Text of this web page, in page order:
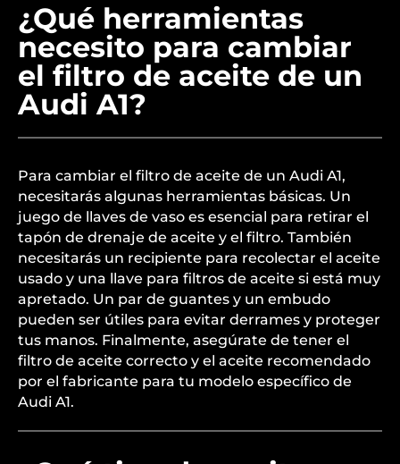
¿Qué herramientas
necesito para cambiar
el filtro de aceite de un
Audi A1?
Para cambiar el filtro de aceite de un Audi A1,
necesitarás algunas herramientas básicas. Un
juego de llaves de vaso es esencial para retirar el
tapón de drenaje de aceite y el filtro. También
necesitarás un recipiente para recolectar el aceite
usado y una llave para filtros de aceite si está muy
apretado. Un par de guantes y un embudo
pueden ser útiles para evitar derrames y proteger
tus manos. Finalmente, asegúrate de tener el
filtro de aceite correcto y el aceite recomendado
por el fabricante para tu modelo específico de
Audi A1.